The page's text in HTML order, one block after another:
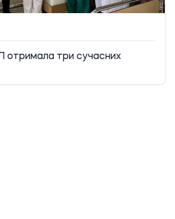
отримала три сучасних